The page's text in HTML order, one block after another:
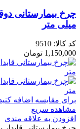
میلی متر
کد کالا: 9510
1,150,000 تومان
برای مقایسه اضافه
مشاهده سریع
افزودن به علاقه مندی